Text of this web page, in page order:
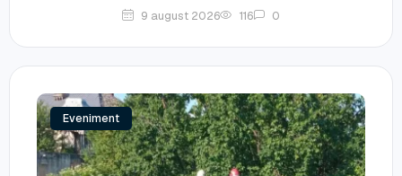
9 august 2026 116 0
Eveniment